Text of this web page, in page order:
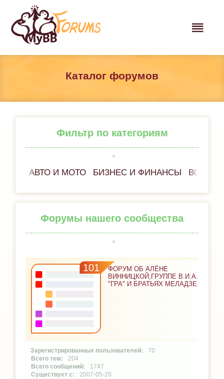
Каталог форумов
Фильтр по категориям
АВТО И МОТО БИЗНЕС И ФИНАНСЫ ВСЁ
Форумы нашего сообщества
101
ФОРУМ ОБ АЛЁНЕ
ВИННИЦКОЙ,ГРУППЕ В.И.А.
"ГРА" И БРАТЬЯХ МЕЛАДЗЕ
70
204
1747
2007-05-20